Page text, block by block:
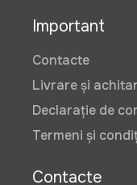
Important
Contacte
Livrare și
Declarație de
Termeni și
Contacte